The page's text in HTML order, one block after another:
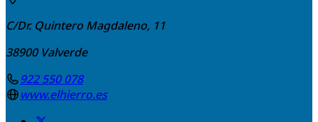
C/Dr. Quintero Magdaleno, 11
38900 Valverde
922 550 078
www.elhierro.es